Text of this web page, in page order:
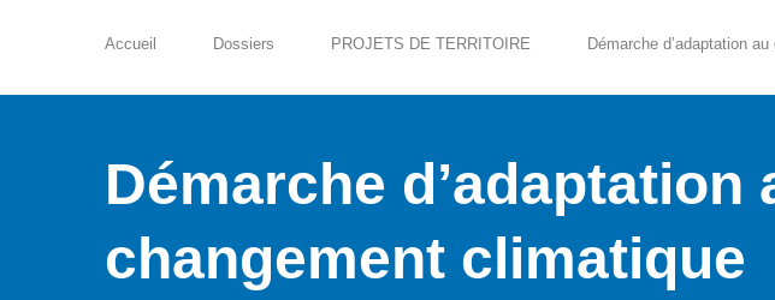
Accueil Dossiers PROJETS DE TERRITOIRE Démarche d’adaptation
Démarche d’adaptation
changement climatique